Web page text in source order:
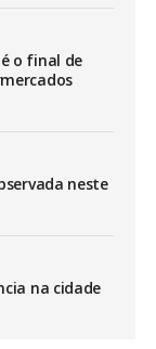
o final de
neste
na cidade